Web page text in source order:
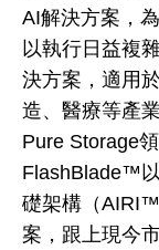
AI解決方案，
以執行日益複
決方案，適用
造、醫療等產
Pure Storage
FlashBlade™
礎架構（
案，跟上現今